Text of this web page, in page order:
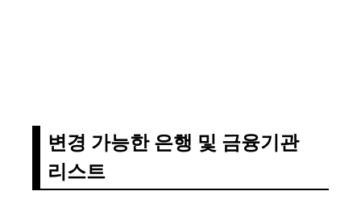
변경 가능한 은행 및 금융기관
리스트